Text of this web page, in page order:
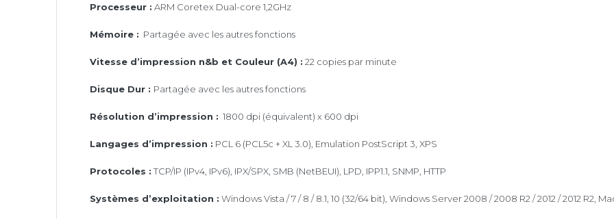
Processeur : ARM Coretex Dual-core 1,2GHz
Mémoire : Partagée avec les autres fonctions
Vitesse d’impression n&b et Couleur (A4) : 22 copies par minute
Disque Dur : Partagée avec les autres fonctions
Résolution d’impression : 1800 dpi (équivalent) x 600 dpi
Langages d’impression : PCL 6 (PCL5c + XL 3.0), Emulation PostScript 3, XPS
Protocoles : TCP/IP (IPv4, IPv6), IPX/SPX, SMB (NetBEUI), LPD, IPP1.1, SNMP, HTTP
Systèmes d’exploitation : Windows Vista / 7 / 8 / 8.1, 10 (32/64 bit), Windows Server 2008 / 2008 R2 / 2012 / 2012 R2, Mac